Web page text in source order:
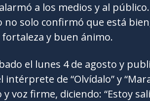
a los medios y al
no solo confirmó que está
y buen ánimo.
el lunes 4 de agosto y
intérprete de “Olvídalo” y
voz firme, diciendo: “Estoy